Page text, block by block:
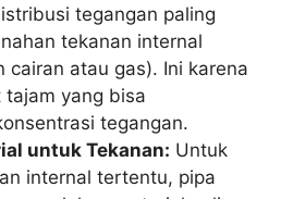
tegangan paling
tekanan internal
cairan atau gas). Ini karena
yang bisa
tegangan.
untuk Tekanan: Untuk
internal tertentu, pipa